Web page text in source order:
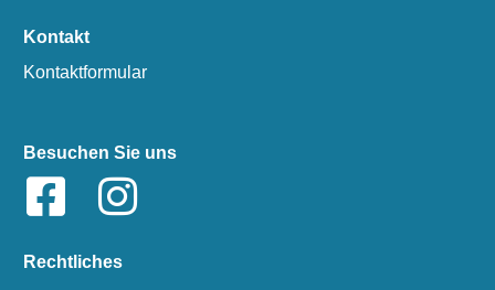
Kontakt
Kontaktformular
Besuchen Sie uns
Rechtliches